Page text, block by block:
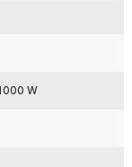
menggunakan
stabil sehingga
yang kompatibel.
W